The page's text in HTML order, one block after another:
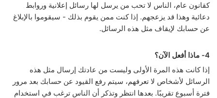
كقانون عام، الناس لا تحب من يرسل لها رسائل إعلانية وروابط
دعائية وهذا قد يزعجهم. إذا كنت ممن يقوم بذلك - سيقوموا بالإبلاغ
عن حسابك لإيقاف مثل هذه الرسائل.
4- ماذا أفعل الآن؟
إذا كانت هذه المرة الأولى وليست من عادتك إرسال مثل هذه
الرسائل لأشخاص لا تعرفهم، سيتم رفع القيود عن حسابك بعد مرور
فترة أسبوع تقريبًا. بعدها انتظر وتذكر أن الناس ترغب في استخدام